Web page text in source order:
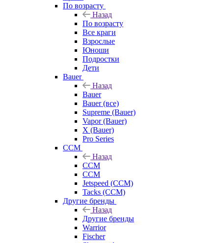
По возрасту
Назад
По возрасту
Все краги
Взрослые
Юноши
Подростки
Дети
Bauer
Назад
Bauer
Bauer (все)
Supreme (Bauer)
Vapor (Bauer)
X (Bauer)
Pro Series
CCM
Назад
CCM
CCM
Jetspeed (CCM)
Tacks (CCM)
Другие бренды
Назад
Другие бренды
Warrior
Fischer